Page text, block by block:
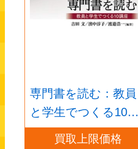
専門書を読む：教員
と学生でつくる10講
座
買取上限価格